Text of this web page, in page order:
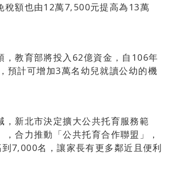
稅額也由12萬7,500元提高為13萬
，教育部將投入62億資金，自106年
預計可增加3萬名幼兒就讀公幼的機
新北市決定擴大公共托育服務範
合力推動「公共托育合作聯盟」，
7,000名，讓家長有更多鄰近且便利